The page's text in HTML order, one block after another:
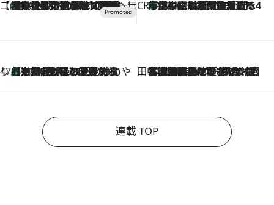
【CREA×星野リゾート】唯一無二。癒しと発見が待つ場所へ
2026.8.7
【トンボの足水浴】ヒノキの香りに包まれて涼感マックス！約13℃の湧水かけ流しを避暑地「星野温泉 トンボの湯」で体験 CREA'S CHOICE
2026.8.7
「立川にも歌舞伎があるんだよ」 片岡仁左衛門・市川中車ら豪華座組みで4年目の立川立飛歌舞伎へ
47都道府県の手みやげ ひんやりスイーツで夏を満喫
2026.8.7
【京都府】この夏絶対食べたい 冷やしておいしいおやつ3選 ひと口目から心を掴む新緑のテリーヌ 田中稲の勝手に再ブーム
2026.8.7
「湘南乃風に憧れて」観客大盛上がりの“タオル回し”に、ラッパー顔負けの高速歌唱まで…さだまさし（74）のアグレッシブすぎる現在地
連載 TOP